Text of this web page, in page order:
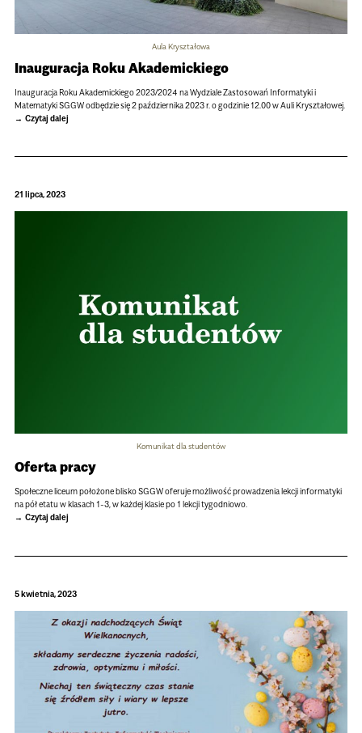
Aula Kryształowa
Inauguracja Roku Akademickiego
Inauguracja Roku Akademickiego 2023/2024 na Wydziale Zastosowań Informatyki i
Matematyki SGGW odbędzie się 2 października 2023 r. o godzinie 12.00 w Auli Kryształowej.
Czytaj dalej
21 lipca, 2023
Komunikat dla studentów
Oferta pracy
Społeczne liceum położone blisko SGGW oferuje możliwość prowadzenia lekcji informatyki
na pół etatu w klasach 1-3, w każdej klasie po 1 lekcji tygodniowo.
Czytaj dalej
5 kwietnia, 2023